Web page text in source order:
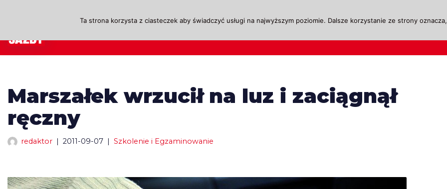
do
treści
Marszałek wrzucił na luz i zaciągnął
ręczny
redaktor 2011-09-07 Szkolenie i Egzaminowanie
Ta strona korzysta z ciasteczek aby świadczyć usługi na najwyższym poziomie. Dalsze korzystanie ze strony